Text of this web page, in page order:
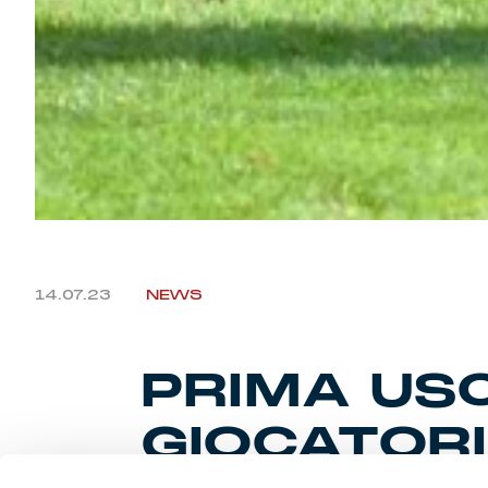
14.07.23 NEWS
PRIMA
GIOCATORI